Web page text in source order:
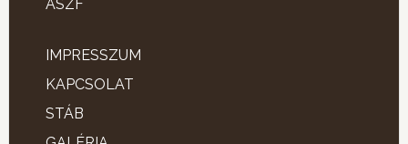
ÁSZF
IMPRESSZUM
KAPCSOLAT
STÁB